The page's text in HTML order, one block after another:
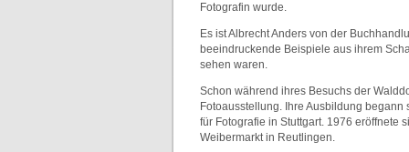
Fotografin wurde.
Es ist Albrecht Anders von der
beeindruckende Beispiele aus ihrem
sehen waren.
Schon während ihres Besuchs der
Fotoausstellung. Ihre Ausbildung
für Fotografie in Stuttgart. 1976 eröffnete
Weibermarkt in Reutlingen.